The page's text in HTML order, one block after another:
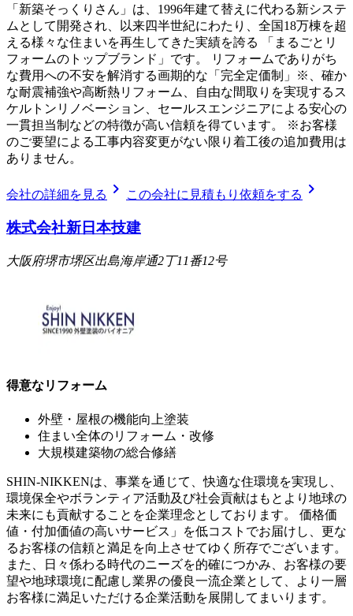
「新築そっくりさん」は、1996年建て替えに代わる新システ
ムとして開発され、以来四半世紀にわたり、全国18万棟を超
える様々な住まいを再生してきた実績を誇る 「まるごとリ
フォームのトップブランド」です。 リフォームでありがち
な費用への不安を解消する画期的な「完全定価制」※、確か
な耐震補強や高断熱リフォーム、自由な間取りを実現するス
ケルトンリノベーション、セールスエンジニアによる安心の
一貫担当制などの特徴が高い信頼を得ています。 ※お客様
のご要望による工事内容変更がない限り着工後の追加費用は
ありません。
会社の詳細を見る chevron_right この会社に見積もり依頼をする chevron_right
株式会社新日本技建
大阪府堺市堺区出島海岸通2丁11番12号
得意なリフォーム
外壁・屋根の機能向上塗装
住まい全体のリフォーム・改修
大規模建築物の総合修繕
SHIN-NIKKENは、事業を通じて、快適な住環境を実現し、
環境保全やボランティア活動及び社会貢献はもとより地球の
未来にも貢献することを企業理念としております。 価格価
値・付加価値の高いサービス」を低コストでお届けし、更な
るお客様の信頼と満足を向上させてゆく所存でございます。
また、日々係わる時代のニーズを的確につかみ、お客様の要
望や地球環境に配慮し業界の優良一流企業として、より一層
お客様に満足いただける企業活動を展開してまいります。